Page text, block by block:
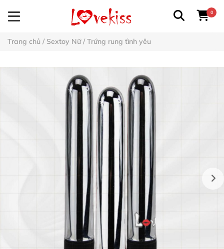
0
Trang chủ / Sextoy Nữ/ Trứng rung tình yêu